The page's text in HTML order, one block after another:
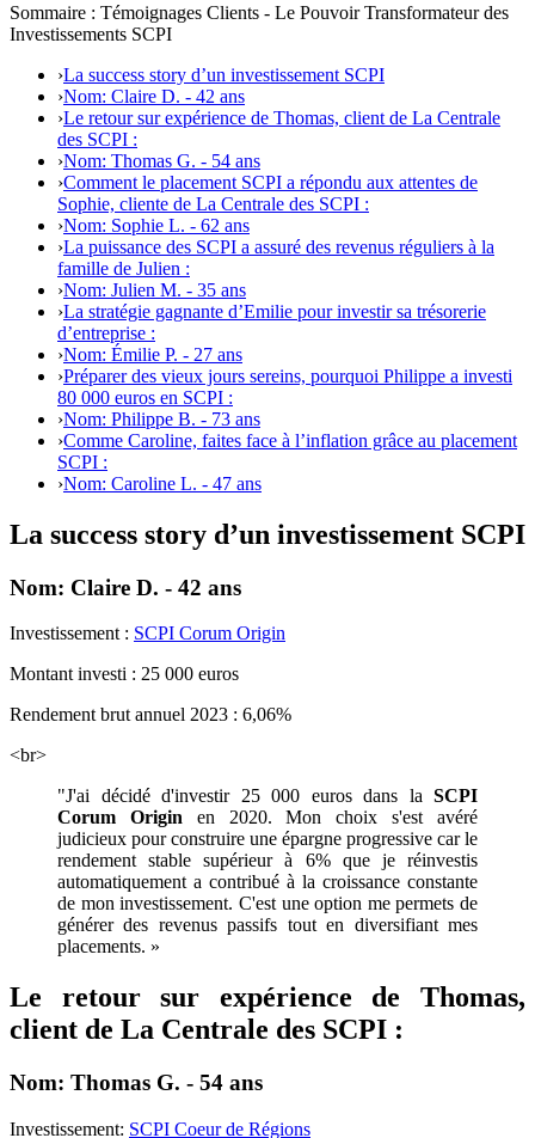
Sommaire : Témoignages Clients - Le Pouvoir Transformateur des
Investissements SCPI
›La success story d’un investissement SCPI
›Nom: Claire D. - 42 ans
›Le retour sur expérience de Thomas, client de La Centrale
des SCPI :
›Nom: Thomas G. - 54 ans
›Comment le placement SCPI a répondu aux attentes de
Sophie, cliente de La Centrale des SCPI :
›Nom: Sophie L. - 62 ans
›La puissance des SCPI a assuré des revenus réguliers à la
famille de Julien :
›Nom: Julien M. - 35 ans
›La stratégie gagnante d’Emilie pour investir sa trésorerie
d’entreprise :
›Nom: Émilie P. - 27 ans
›Préparer des vieux jours sereins, pourquoi Philippe a investi
80 000 euros en SCPI :
›Nom: Philippe B. - 73 ans
›Comme Caroline, faites face à l’inflation grâce au placement
SCPI :
›Nom: Caroline L. - 47 ans
La success story d’un investissement SCPI
Nom: Claire D. - 42 ans
Investissement : SCPI Corum Origin
Montant investi : 25 000 euros
Rendement brut annuel 2023 : 6,06%
<br>
"J'ai décidé d'investir 25 000 euros dans la SCPI
Corum Originen 2020. Mon choix s'est avéré
judicieux pour construire une épargne progressive car le
rendement stable supérieur à 6% que je réinvestis
automatiquement a contribué à la croissance constante
de mon investissement. C'est une option me permets de
générer des revenus passifs tout en diversifiant mes
placements. »
Le retour sur expérience de Thomas,
client de La Centrale des SCPI :
Nom: Thomas G. - 54 ans
Investissement: SCPI Coeur de Régions